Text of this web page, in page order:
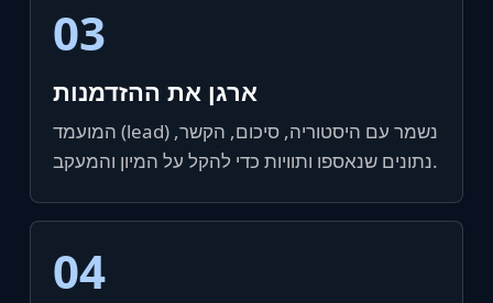
03
ארגן את ההזדמנות
המועמד (lead) נשמר עם היסטוריה, סיכום, הקשר,
נתונים שנאספו ותוויות כדי להקל על המיון והמעקב.
04